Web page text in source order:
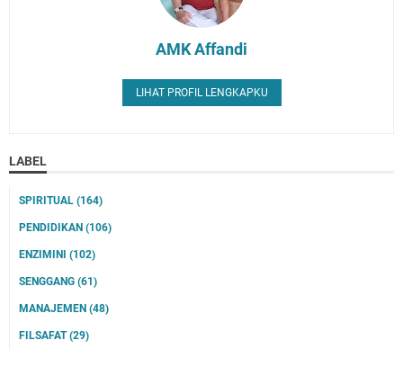
AMK Affandi
LIHAT PROFIL LENGKAPKU
LABEL
SPIRITUAL (164)
PENDIDIKAN (106)
ENZIMINI (102)
SENGGANG (61)
MANAJEMEN (48)
FILSAFAT(29)